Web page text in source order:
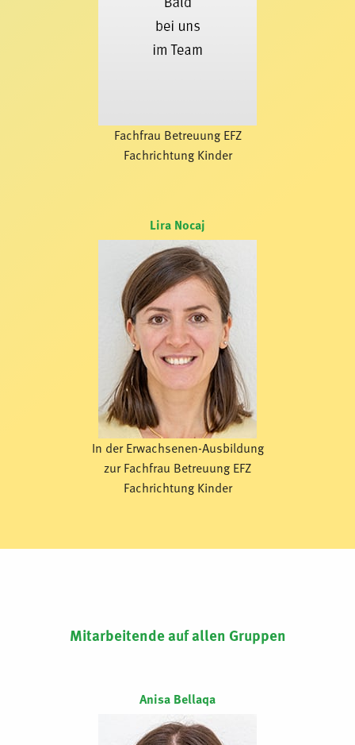
Fachfrau Betreuung EFZ
Fachrichtung Kinder
Lira Nocaj
In der Erwachsenen-Ausbildung
zur Fachfrau Betreuung EFZ
Fachrichtung Kinder
Mitarbeitende auf allen Gruppen
Anisa Bellaqa